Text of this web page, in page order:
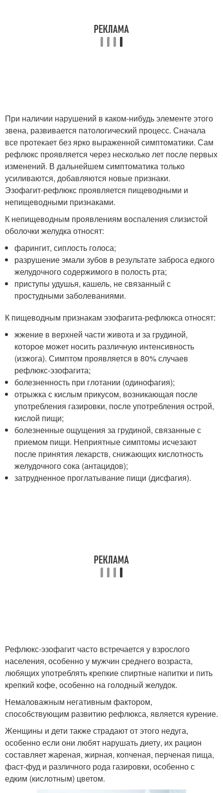
При наличии нарушений в каком-нибудь элементе этого
звена, развивается патологический процесс. Сначала
все протекает без ярко выраженной симптоматики. Сам
рефлюкс проявляется через несколько лет после первых
изменений. В дальнейшем симптоматика только
усиливаются, добавляются новые признаки.
Эзофагит-рефлюкс проявляется пищеводными и
непищеводными признаками.
К непищеводным проявлениям воспаления слизистой
оболочки желудка относят:
фарингит, сиплость голоса;
разрушение эмали зубов в результате заброса едкого
желудочного содержимого в полость рта;
приступы удушья, кашель, не связанный с
простудными заболеваниями.
К пищеводным признакам эзофагита-рефлюкса относят:
жжение в верхней части живота и за грудиной,
которое может носить различную интенсивность
(изжога). Симптом проявляется в 80% случаев
рефлюкс-эзофагита;
болезненность при глотании (одинофагия);
отрыжка с кислым прикусом, возникающая после
употребления газировки, после употребления острой,
кислой пищи;
болезненные ощущения за грудиной, связанные с
приемом пищи. Неприятные симптомы исчезают
после принятия лекарств, снижающих кислотность
желудочного сока (антацидов);
затрудненное проглатывание пищи (дисфагия).
Рефлюкс-эзофагит часто встречается у взрослого
населения, особенно у мужчин среднего возраста,
любящих употреблять крепкие спиртные напитки и пить
крепкий кофе, особенно на голодный желудок.
Немаловажным негативным фактором,
способствующим развитию рефлюкса, является курение.
Женщины и дети также страдают от этого недуга,
особенно если они любят нарушать диету, их рацион
составляет жареная, жирная, копченая, перченая пища,
фаст-фуд и различного рода газировки, особенно с
едким (кислотным) цветом.